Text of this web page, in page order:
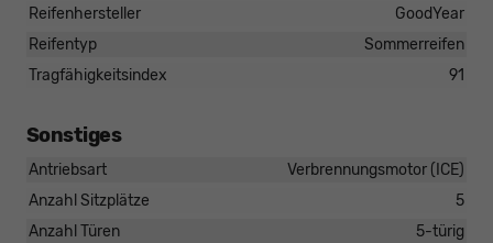
Reifenhersteller
GoodYear
Reifentyp
Sommerreifen
Tragfähigkeitsindex
91
Sonstiges
Antriebsart
Verbrennungsmotor (ICE)
Anzahl Sitzplätze
5
Anzahl Türen
5-türig